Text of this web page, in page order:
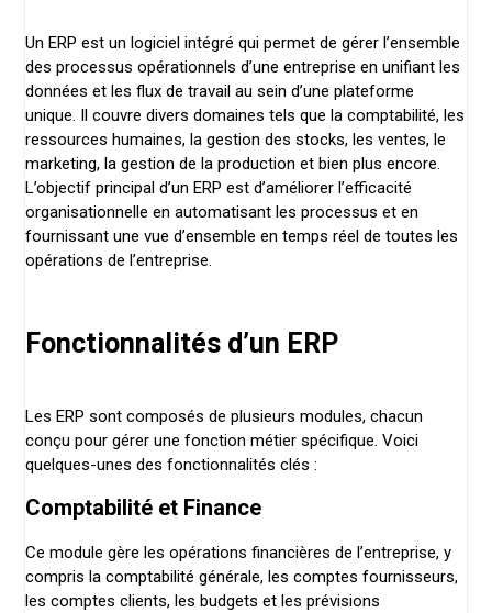
Un ERP est un logiciel intégré qui permet de gérer l’ensemble
des processus opérationnels d’une entreprise en unifiant les
données et les flux de travail au sein d’une plateforme
unique. Il couvre divers domaines tels que la comptabilité, les
ressources humaines, la gestion des stocks, les ventes, le
marketing, la gestion de la production et bien plus encore.
L’objectif principal d’un ERP est d’améliorer l’efficacité
organisationnelle en automatisant les processus et en
fournissant une vue d’ensemble en temps réel de toutes les
opérations de l’entreprise.
Fonctionnalités d’un ERP
Les ERP sont composés de plusieurs modules, chacun
conçu pour gérer une fonction métier spécifique. Voici
quelques-unes des fonctionnalités clés :
Comptabilité et Finance
Ce module gère les opérations financières de l’entreprise, y
compris la comptabilité générale, les comptes fournisseurs,
les comptes clients, les budgets et les prévisions